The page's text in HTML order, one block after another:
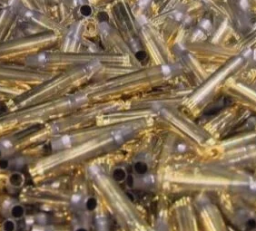
България–
България е